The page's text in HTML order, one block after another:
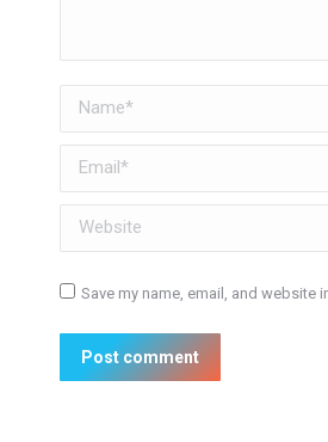
Name *
Email *
Website
Save my name, email, and website
Post comment